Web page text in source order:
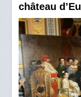
château d’Eu